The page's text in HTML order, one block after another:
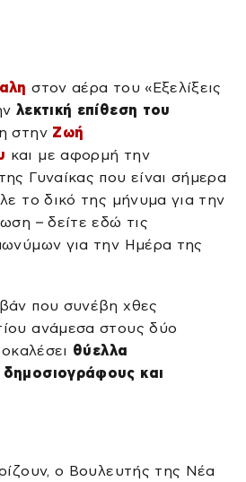
στον αέρα του «Εξελίξεις
λεκτική επίθεση του
στην Ζωή
και με αφορμή την
Γυναίκας που είναι σήμερα
το δικό της μήνυμα για την
– δείτε εδώ τις
για την Ημέρα της
που συνέβη χθες
ανάμεσα στους δύο
θύελλα
και
ο Βουλευτής της Νέα